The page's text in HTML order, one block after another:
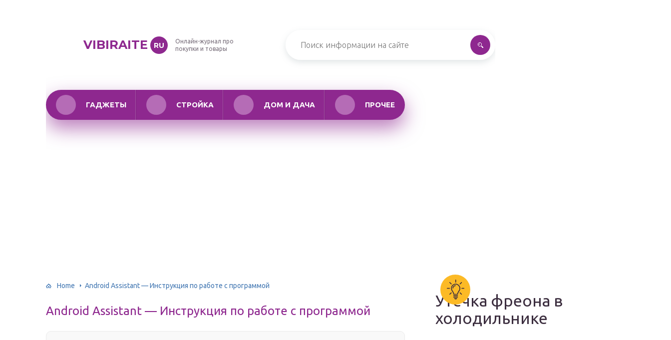
VIBIRAITE RU
Онлайн-журнал про
покупки и товары
ГАДЖЕТЫ СТРОЙКА ДОМ И ДАЧА ПРОЧЕЕ
Home Android Assistant — Инструкция по работе с программой
Android Assistant — Инструкция по работе с программой
Утечка фреона в
холодильнике